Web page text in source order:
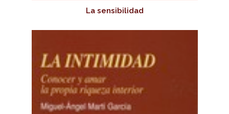
La sensibilidad